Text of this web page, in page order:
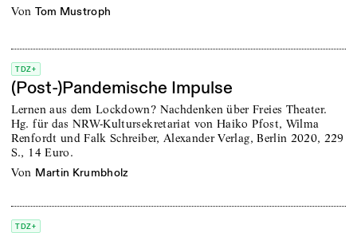
von Tom Mustroph
TDZ+
(Post-)Pandemische Impulse
Lernen aus dem Lockdown? Nachdenken über Freies Theater.
Hg. für das NRW-Kultursekretariat von Haiko Pfost, Wilma
Renfordt und Falk Schreiber, Alexander Verlag, Berlin 2020, 229
S., 14 Euro.
von Martin Krumbholz
TDZ+